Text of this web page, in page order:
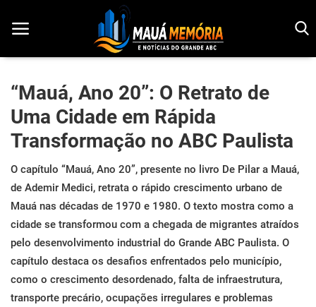
Início
Dorama
Notícias
Pop!
História
Geek
Esportes
“Mauá, Ano 20”: O Retrato de
Uma Cidade em Rápida
Transformação no ABC Paulista
O capítulo “Mauá, Ano 20”, presente no livro De Pilar a Mauá,
de Ademir Medici, retrata o rápido crescimento urbano de
Mauá nas décadas de 1970 e 1980. O texto mostra como a
cidade se transformou com a chegada de migrantes atraídos
pelo desenvolvimento industrial do Grande ABC Paulista. O
capítulo destaca os desafios enfrentados pelo município,
como o crescimento desordenado, falta de infraestrutura,
transporte precário, ocupações irregulares e problemas